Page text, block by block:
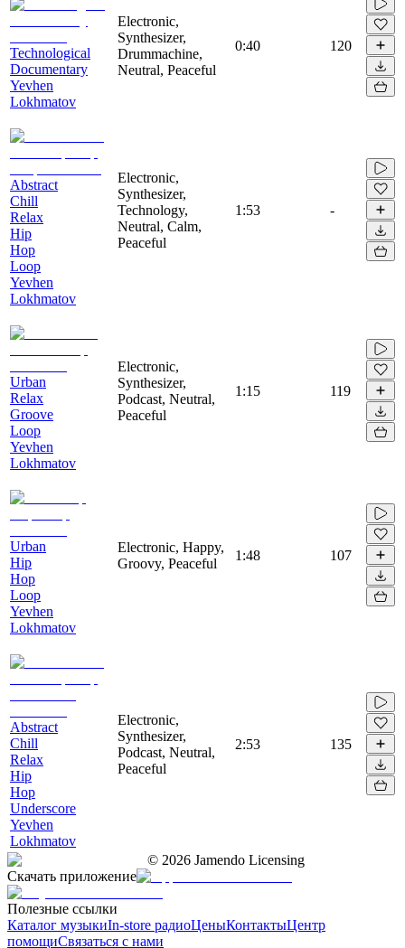
Technological
Documentary
Yevhen
Lokhmatov
Electronic,
Synthesizer,
Drummachine,
Neutral, Peaceful
0:40 120
Abstract
Chill
Relax
Hip
Hop
Loop
Yevhen
Lokhmatov
Electronic,
Synthesizer,
Technology,
Neutral, Calm,
Peaceful
1:53 -
Urban
Relax
Groove
Loop
Yevhen
Lokhmatov
Electronic,
Synthesizer,
Podcast, Neutral,
Peaceful
1:15 119
Urban
Hip
Hop
Loop
Yevhen
Lokhmatov
Electronic, Happy,
Groovy, Peaceful
1:48 107
Abstract
Chill
Relax
Hip
Hop
Underscore
Yevhen
Lokhmatov
Electronic,
Synthesizer,
Podcast, Neutral,
Peaceful
2:53 135
© 2026 Jamendo Licensing
Скачать приложение
Полезные ссылки
Каталог музыкиIn-store радиоЦеныКонтактыЦентр
помощиСвязаться с нами